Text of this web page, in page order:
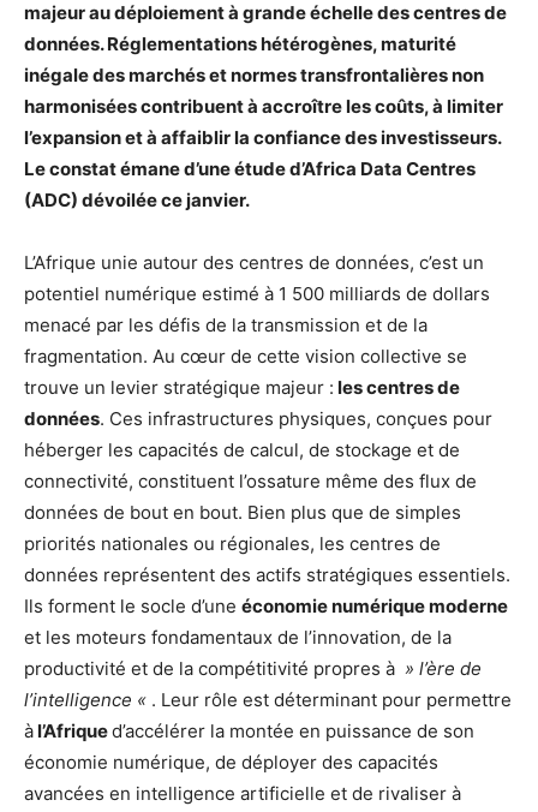
majeur au déploiement à grande échelle des centres de
données. Réglementations hétérogènes, maturité
inégale des marchés et normes transfrontalières non
harmonisées contribuent à accroître les coûts, à limiter
l’expansion et à affaiblir la confiance des investisseurs.
Le constat émane d’une étude d’Africa Data Centres
(ADC) dévoilée ce janvier.
L’Afrique unie autour des centres de données, c’est un
potentiel numérique estimé à 1 500 milliards de dollars
menacé par les défis de la transmission et de la
fragmentation. Au cœur de cette vision collective se
trouve un levier stratégique majeur : les centres de
données. Ces infrastructures physiques, conçues pour
héberger les capacités de calcul, de stockage et de
connectivité, constituent l’ossature même des flux de
données de bout en bout. Bien plus que de simples
priorités nationales ou régionales, les centres de
données représentent des actifs stratégiques essentiels.
Ils forment le socle d’une économie numérique moderne
et les moteurs fondamentaux de l’innovation, de la
productivité et de la compétitivité propres à » l’ère de
l’intelligence « . Leur rôle est déterminant pour permettre
àl’Afriqued’accélérer la montée en puissance de son
économie numérique, de déployer des capacités
avancées en intelligence artificielle et de rivaliser à